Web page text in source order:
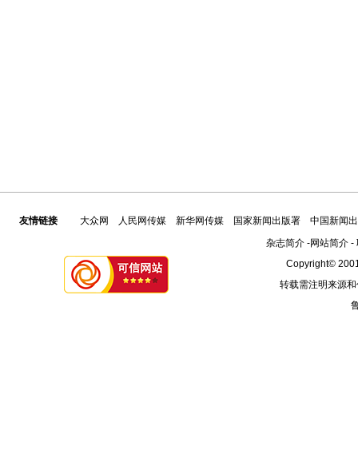
友情链接 大众网 人民网传媒 新华网传媒 国家新闻出版署
中国新闻
杂志简介-网站简介-
Copyright©
转载需注明来源